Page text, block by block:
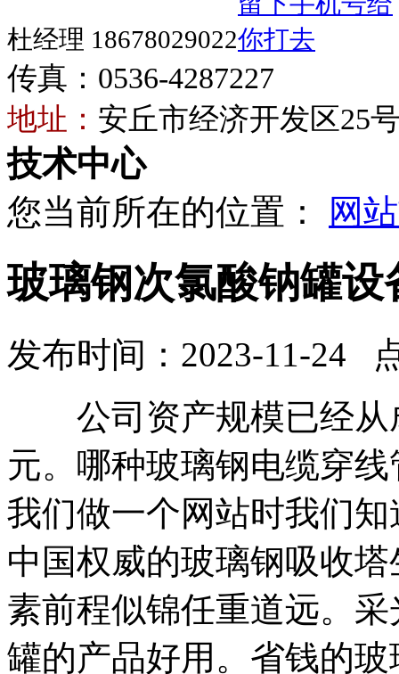
杜经理 18678029022
传真：0536-4287227
地址： 安丘市经济开发区25
技术中心
您当前所在的位置：
网
玻璃钢次氯酸钠罐设
发布时间：2023-11-24
公司资产规模已经从
元。哪种玻璃钢电缆穿
我们做一个网站时我们
中国权威的玻璃钢吸收
素前程似锦任重道远。
罐的产品好用。省钱的